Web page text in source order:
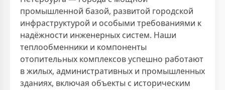
промышленной базой, развитой городской
инфраструктурой и особыми требованиями к
надёжности инженерных систем. Наши
теплообменники и компоненты
отопительных комплексов успешно работают
в жилых, административных и промышленных
зданиях, включая объекты с историческим